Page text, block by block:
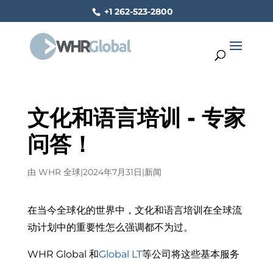
+1 262-523-2800
文化和语言培训 - 专家
问答！
由 WHR 全球|2024年7月31日|新闻
在当今全球化的世界中，文化和语言培训在全球流
动计划中的重要性怎么强调都不为过。
WHR Global 和Global LT等公司将这些基本服务